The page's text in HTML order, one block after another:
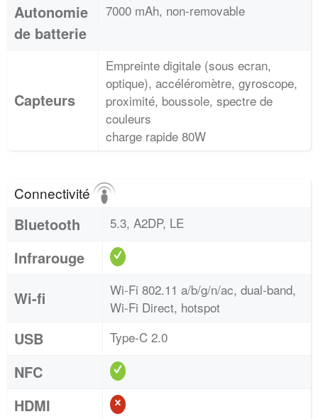
Autonomie
de batterie
7000 mAh, non-removable
Capteurs
Empreinte digitale (sous ecran,
optique), accéléromètre, gyroscope,
proximité, boussole, spectre de
couleurs
charge rapide 80W
Connectivité
Bluetooth 5.3, A2DP, LE
Infrarouge
Wi-fi
Wi-Fi 802.11 a/b/g/n/ac, dual-band,
Wi-Fi Direct, hotspot
USB Type-C 2.0
NFC
HDMI